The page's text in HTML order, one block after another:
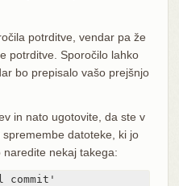
potrditve, vendar pa že
potrditve. Sporočilo lahko
bo prepisalo vašo prejšnjo
in nato ugotovite, da ste v
datoteke, ki jo
nekaj takega: